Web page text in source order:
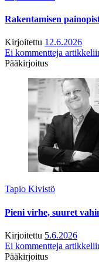
Rakentamisen
Kirjoitettu 12.6.2026
Ei kommentteja
Pääkirjoitus
Tapio Kivistö
Pieni virhe, suuret
Kirjoitettu 5.6.2026
Ei kommentteja
Pääkirjoitus